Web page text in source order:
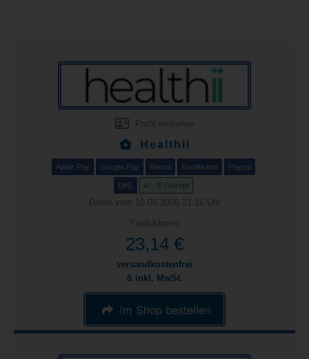
Profil einsehen
Healthii
Apple Pay Google Pay Klarna Kreditkarte Paypal
DHL E-Rezept
Daten vom 10.08.2026 21:16 Uhr
Produktpreis
23,14 €
versandkostenfrei
& inkl. MwSt.
im Shop bestellen